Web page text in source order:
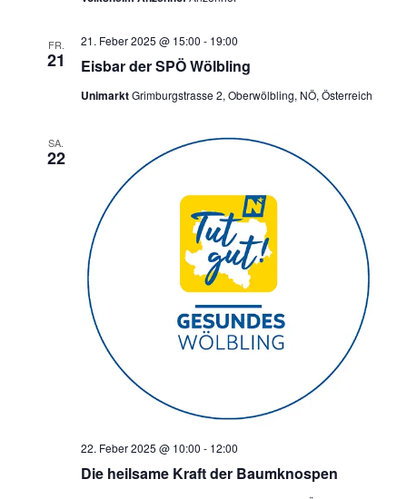
FR.
21 Eisbar der SPÖ Wölbling
21. Feber 2025 @ 15:00 - 19:00
UnimarktGrimburgstrasse 2, Oberwölbling, NÖ, Österreich
SA.
22
Die heilsame Kraft der Baumknospen
22. Feber 2025 @ 10:00 - 12:00